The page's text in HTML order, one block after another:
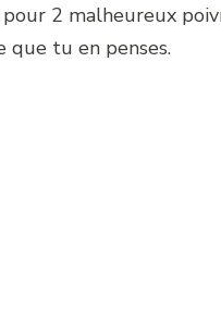
2 malheureux
que tu en penses.